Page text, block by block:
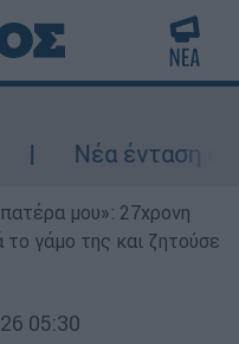
ένταση στα
μου»: 27χρονη
γάμο της και ζητούσε
05:30